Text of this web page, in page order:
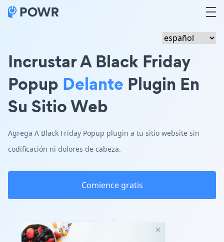
Incrustar A Black Friday
Popup Delante Plugin En
Su Sitio Web
Agrega A Black Friday Popup plugin a tu sitio website sin
codificación ni dolores de cabeza.
Comience gratis